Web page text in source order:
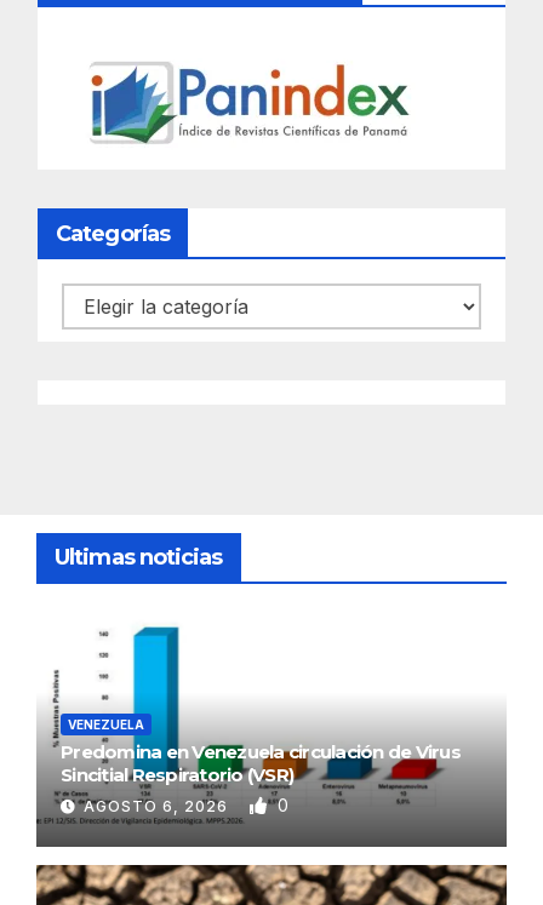
Categorías
Categorías
Ultimas noticias
VENEZUELA
Predomina en Venezuela circulación de Virus
Sincitial Respiratorio (VSR)
AGOSTO 6, 2026 0